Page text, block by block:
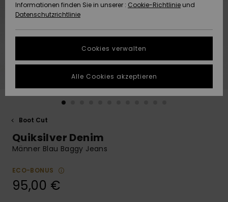
Highlights
Highlights
Starten Sie eine
um die
schnellste
Antwort auf Ihre
Finden Sie
NACHHALTIGKEIT
SHOPS
QUIKSILVER APP
WUNSCHLISTE
Boot Cut
Quiksilver Denim
Männer Blau Baggy Jeans
ECO-BONUS
95,00 €
Informationen finden Sie in unserer : Cookie-Richtlinie und
Datenschutzrichtlinie
Cookies verwalten
Alle Cookies akzeptieren